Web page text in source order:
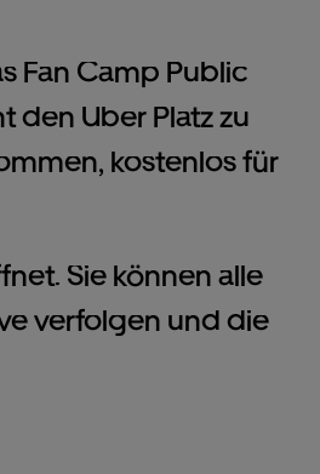
Fan Camp Public
den Uber Platz zu
kostenlos für
Sie können alle
verfolgen und die